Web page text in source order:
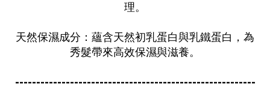
理。
天然保濕成分：蘊含天然初乳蛋白與乳鐵蛋白，為
秀髮帶來高效保濕與滋養。
---------------------------------------------------------